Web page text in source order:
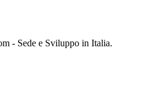
- Sede e Sviluppo in Italia.